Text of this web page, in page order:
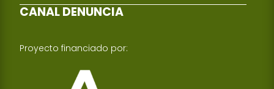
CANAL DENUNCIA
Proyecto financiado por: